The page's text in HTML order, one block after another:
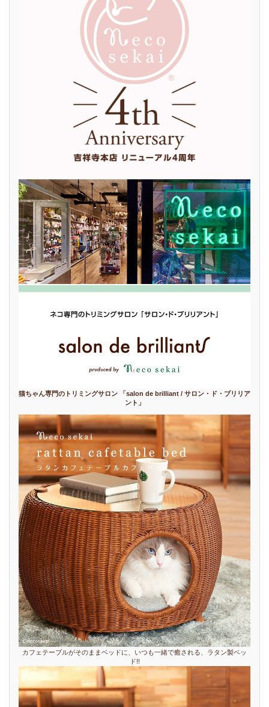
猫ちゃん専門のトリミングサロン 「salon de brilliant / サロン・ド・ブリリア
ント」
カフェテーブルがそのままベッドに、いつも一緒で癒される、ラタン製ベッ
ド!!